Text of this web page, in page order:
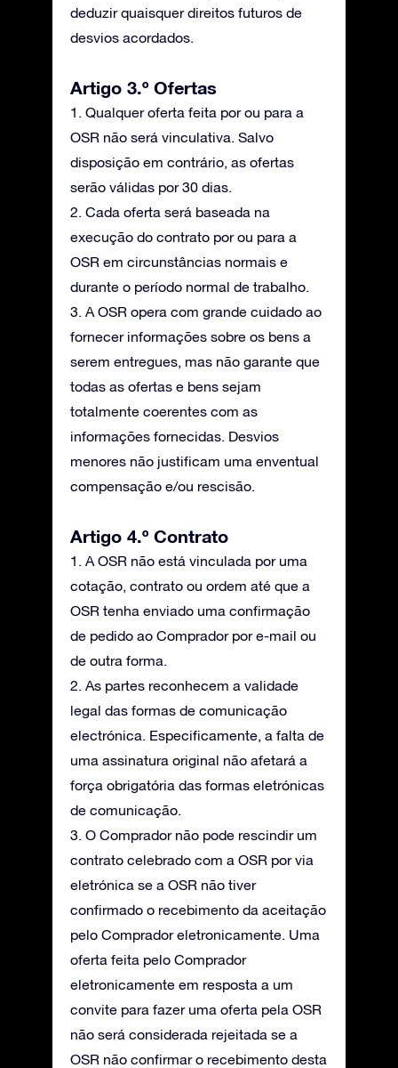
deduzir quaisquer direitos futuros de
desvios acordados.
Artigo 3.º Ofertas
1. Qualquer oferta feita por ou para a
OSR não será vinculativa. Salvo
disposição em contrário, as ofertas
serão válidas por 30 dias.
2. Cada oferta será baseada na
execução do contrato por ou para a
OSR em circunstâncias normais e
durante o período normal de trabalho.
3. A OSR opera com grande cuidado ao
fornecer informações sobre os bens a
serem entregues, mas não garante que
todas as ofertas e bens sejam
totalmente coerentes com as
informações fornecidas. Desvios
menores não justificam uma enventual
compensação e/ou rescisão.
Artigo 4.º Contrato
1. A OSR não está vinculada por uma
cotação, contrato ou ordem até que a
OSR tenha enviado uma confirmação
de pedido ao Comprador por e-mail ou
de outra forma.
2. As partes reconhecem a validade
legal das formas de comunicação
electrónica. Especificamente, a falta de
uma assinatura original não afetará a
força obrigatória das formas eletrónicas
de comunicação.
3. O Comprador não pode rescindir um
contrato celebrado com a OSR por via
eletrónica se a OSR não tiver
confirmado o recebimento da aceitação
pelo Comprador eletronicamente. Uma
oferta feita pelo Comprador
eletronicamente em resposta a um
convite para fazer uma oferta pela OSR
não será considerada rejeitada se a
OSR não confirmar o recebimento desta